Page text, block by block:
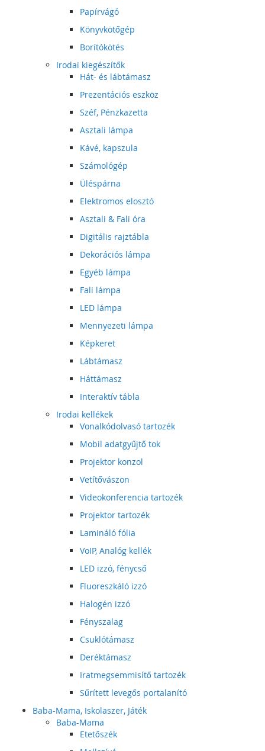
Papírvágó
Könyvkötőgép
Borítókötés
Irodai kiegészítők
Hát- és lábtámasz
Prezentációs eszköz
Széf, Pénzkazetta
Asztali lámpa
Kávé, kapszula
Számológép
Üléspárna
Elektromos elosztó
Asztali & Fali óra
Digitális rajztábla
Dekorációs lámpa
Egyéb lámpa
Fali lámpa
LED lámpa
Mennyezeti lámpa
Képkeret
Lábtámasz
Háttámasz
Interaktív tábla
Irodai kellékek
Vonalkódolvasó tartozék
Mobil adatgyűjtő tok
Projektor konzol
Vetítővászon
Videokonferencia tartozék
Projektor tartozék
Lamináló fólia
VoIP, Analóg kellék
LED izzó, fénycső
Fluoreszkáló izzó
Halogén izzó
Fényszalag
Csuklótámasz
Deréktámasz
Iratmegsemmisítő tartozék
Sűrített levegős portalanító
Baba-Mama, Iskolaszer, Játék
Baba-Mama
Etetőszék